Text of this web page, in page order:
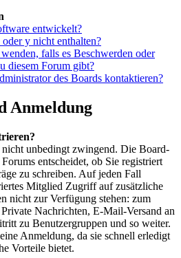
entwickelt?
y nicht enthalten?
falls es Beschwerden oder
diesem Forum gibt?
des Boards kontaktieren?
Anmeldung
unbedingt zwingend. Die Board-
entscheidet, ob Sie registriert
zu schreiben. Auf jeden Fall
Mitglied Zugriff auf zusätzliche
nicht zur Verfügung stehen: zum
Nachrichten, E-Mail-Versand an
zu Benutzergruppen und so weiter.
Anmeldung, da sie schnell erledigt
Vorteile bietet.